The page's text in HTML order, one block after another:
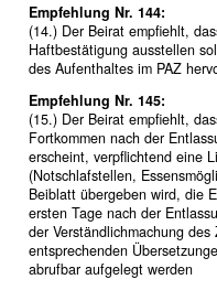
Empfehlung Nr. 144:
(14.) Der Beirat empfiehlt,
Haftbestätigung ausstellen
des Aufenthaltes im PAZ
Empfehlung Nr. 145:
(15.) Der Beirat empfiehlt,
Fortkommen nach der
erscheint, verpflichtend eine
(Notschlafstellen,
Beiblatt übergeben wird, die
ersten Tage nach der
der Verständlichmachung
entsprechenden
abrufbar aufgelegt werden